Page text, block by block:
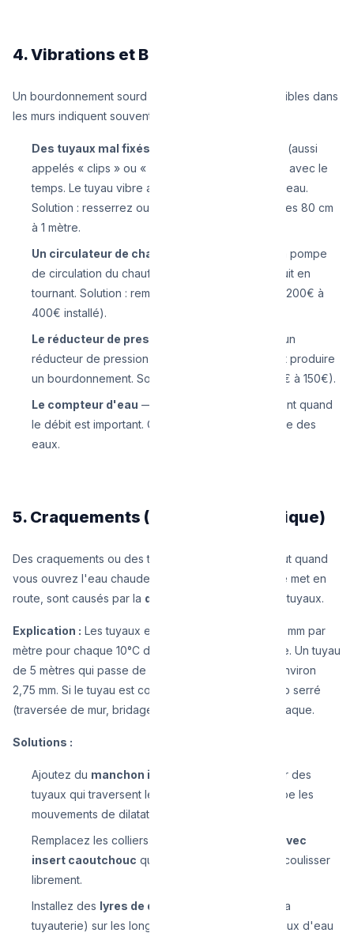
4. Vibrations et Bourdonnements
Un bourdonnement sourd ou des vibrations perceptibles dans
les murs indiquent souvent :
Des tuyaux mal fixés — Les colliers de fixation (aussi
appelés « clips » ou « cavaliers ») se desserrent avec le
temps. Le tuyau vibre alors à chaque passage d'eau.
Solution : resserrez ou ajoutez des colliers tous les 80 cm
à 1 mètre.
Un circulateur de chauffage défectueux
— La pompe
de circulation du chauffage central qui fait du bruit en
tournant. Solution : remplacement du circulateur (200€ à
400€ installé).
Le réducteur de pression
— Paradoxalement, un
réducteur de pression défectueux peut vibrer et produire
un bourdonnement. Solution : remplacement (60€ à 150€).
Le compteur d'eau — Certains compteurs vibrent quand
le débit est important. Contactez votre compagnie des
eaux.
5. Craquements (Dilatation Thermique)
Des craquements ou des tic-tic dans les murs, surtout quand
vous ouvrez l'eau chaude ou quand le chauffage se met en
route, sont causés par la dilatation thermique des tuyaux.
Explication : Les tuyaux en cuivre s'allongent de 1,1 mm par
mètre pour chaque 10°C de variation de température. Un tuyau
de 5 mètres qui passe de 15°C à 65°C s'allonge d'environ
2,75 mm. Si le tuyau est coincé dans un passage trop serré
(traversée de mur, bridage trop rigide), il frotte et craque.
Solutions :
Ajoutez du manchon isolant en mousse
autour des
tuyaux qui traversent les murs. La mousse absorbe les
mouvements de dilatation.
Remplacez les colliers rigides par des
colliers avec
insert caoutchouc qui permettent au tuyau de coulisser
librement.
Installez des lyres de dilatation
(boucles dans la
tuyauterie) sur les longues lignes droites de tuyaux d'eau